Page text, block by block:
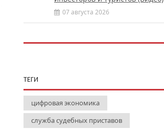
07 августа 2026
ТЕГИ
цифровая экономика
служба судебных приставов